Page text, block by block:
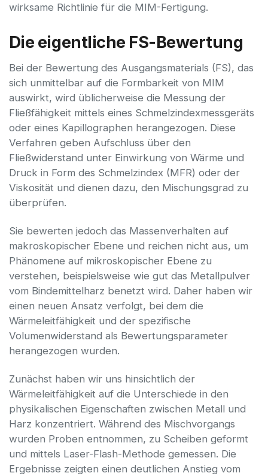
wirksame Richtlinie für die MIM-Fertigung.
Die eigentliche FS-Bewertung
Bei der Bewertung des Ausgangsmaterials (FS), das
sich unmittelbar auf die Formbarkeit von MIM
auswirkt, wird üblicherweise die Messung der
Fließfähigkeit mittels eines Schmelzindexmessgeräts
oder eines Kapillographen herangezogen. Diese
Verfahren geben Aufschluss über den
Fließwiderstand unter Einwirkung von Wärme und
Druck in Form des Schmelzindex (MFR) oder der
Viskosität und dienen dazu, den Mischungsgrad zu
überprüfen.
Sie bewerten jedoch das Massenverhalten auf
makroskopischer Ebene und reichen nicht aus, um
Phänomene auf mikroskopischer Ebene zu
verstehen, beispielsweise wie gut das Metallpulver
vom Bindemittelharz benetzt wird. Daher haben wir
einen neuen Ansatz verfolgt, bei dem die
Wärmeleitfähigkeit und der spezifische
Volumenwiderstand als Bewertungsparameter
herangezogen wurden.
Zunächst haben wir uns hinsichtlich der
Wärmeleitfähigkeit auf die Unterschiede in den
physikalischen Eigenschaften zwischen Metall und
Harz konzentriert. Während des Mischvorgangs
wurden Proben entnommen, zu Scheiben geformt
und mittels Laser-Flash-Methode gemessen. Die
Ergebnisse zeigten einen deutlichen Anstieg vom